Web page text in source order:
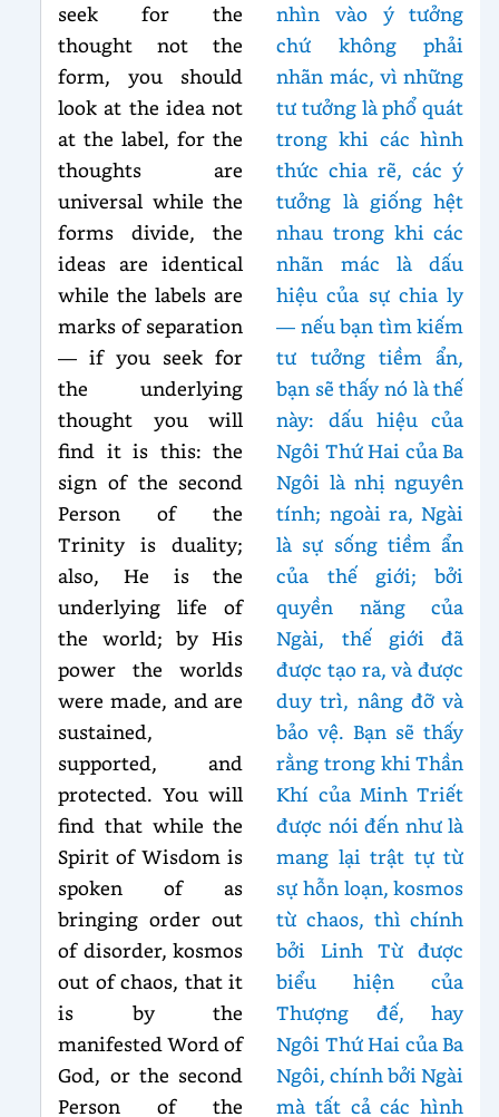
seek for the
thought not the
form, you should
look at the idea not
at the label, for the
thoughts are
universal while the
forms divide, the
ideas are identical
while the labels are
marks of separation
— if you seek for
the underlying
thought you will
find it is this: the
sign of the second
Person of the
Trinity is duality;
also, He is the
underlying life of
the world; by His
power the worlds
were made, and are
sustained,
supported, and
protected. You will
find that while the
Spirit of Wisdom is
spoken of as
bringing order out
of disorder, kosmos
out of chaos, that it
is by the
manifested Word of
God, or the second
Person of the
nhìn vào ý tưởng
chứ không phải
nhãn mác, vì những
tư tưởng là phổ quát
trong khi các hình
thức chia rẽ, các ý
tưởng là giống hệt
nhau trong khi các
nhãn mác là dấu
hiệu của sự chia ly
— nếu bạn tìm kiếm
tư tưởng tiềm ẩn,
bạn sẽ thấy nó là thế
này: dấu hiệu của
Ngôi Thứ Hai của Ba
Ngôi là nhị nguyên
tính; ngoài ra, Ngài
là sự sống tiềm ẩn
của thế giới; bởi
quyền năng của
Ngài, thế giới đã
được tạo ra, và được
duy trì, nâng đỡ và
bảo vệ. Bạn sẽ thấy
rằng trong khi Thần
Khí của Minh Triết
được nói đến như là
mang lại trật tự từ
sự hỗn loạn, kosmos
từ chaos, thì chính
bởi Linh Từ được
biểu hiện của
Thượng đế, hay
Ngôi Thứ Hai của Ba
Ngôi, chính bởi Ngài
mà tất cả các hình